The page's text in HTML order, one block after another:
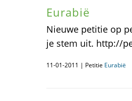
Eurabië
Nieuwe petitie op
je stem uit. http://
11-01-2011 | Petitie Eurabië